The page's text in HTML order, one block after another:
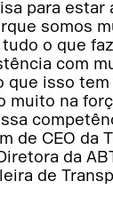
para estar
somos
o que
com
que isso tem
muito na
de CEO da
da
de